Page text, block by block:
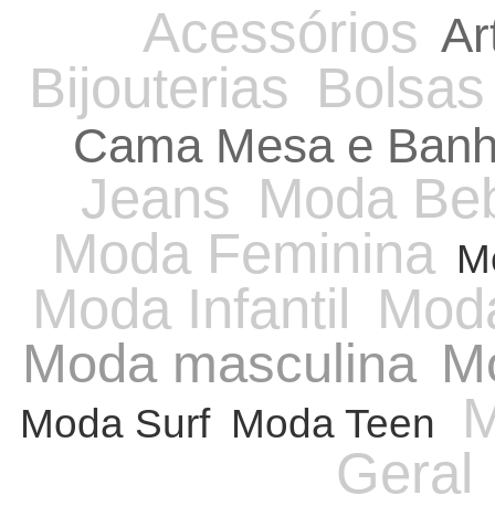
Acessórios
Bijouterias
Cama Mesa e
Jeans Moda
Moda Feminina
Moda Infantil
Moda masculina
Moda Surf Moda Teen
Geral